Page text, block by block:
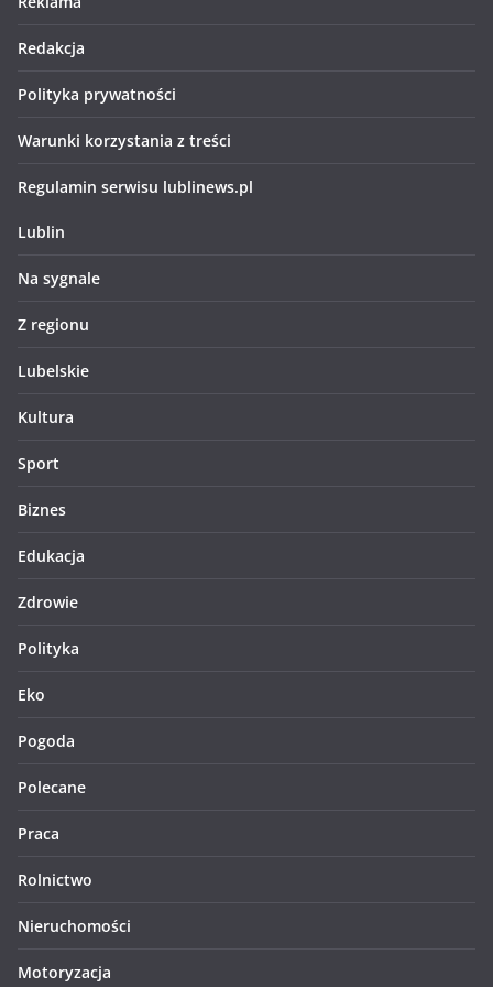
Redakcja
Polityka prywatności
Warunki korzystania z treści
Regulamin serwisu lublinews.pl
Lublin
Na sygnale
Z regionu
Lubelskie
Kultura
Sport
Biznes
Edukacja
Zdrowie
Polityka
Eko
Pogoda
Polecane
Praca
Rolnictwo
Nieruchomości
Motoryzacja